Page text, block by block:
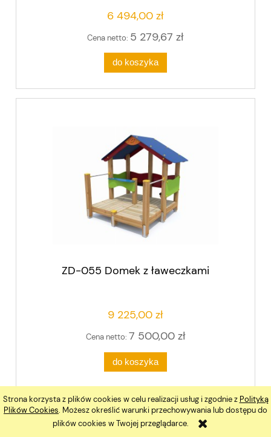
Strona korzysta z plików cookies w celu realizacji usług i zgodnie z Polityką
Plików Cookies. Możesz określić warunki przechowywania lub dostępu do
plików cookies w Twojej przeglądarce.
6 494,00 zł
Cena netto: 5 279,67 zł
do koszyka
ZD-055 Domek z ławeczkami
9 225,00 zł
Cena netto: 7 500,00 zł
do koszyka